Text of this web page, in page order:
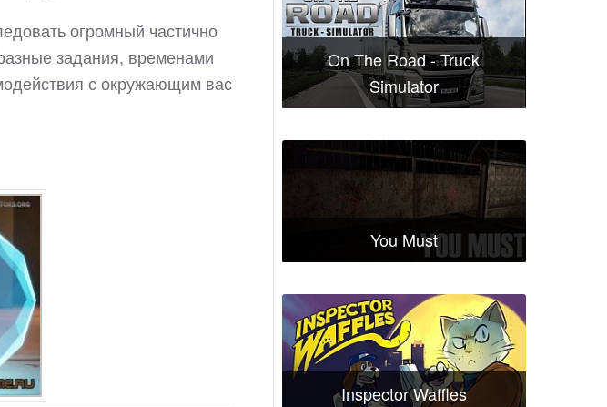
огромный частично
задания, временами
с окружающим вас
On The Road - Truck
Simulator
You Must
Inspector Waffles